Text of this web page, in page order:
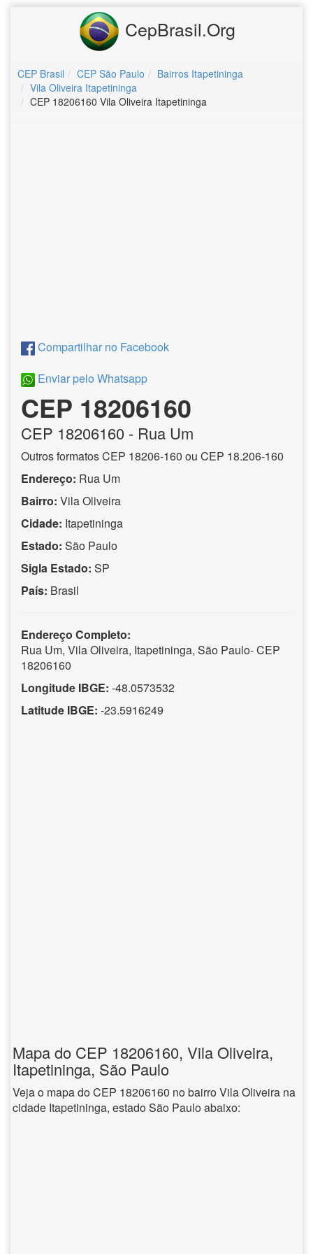
CepBrasil.Org
CEP Brasil CEP São Paulo
Bairros Itapetininga
Vila Oliveira Itapetininga
CEP 18206160 Vila Oliveira Itapetininga
Compartilhar no Facebook
Enviar pelo Whatsapp
CEP 18206160
CEP 18206160 - Rua Um
Outros formatos CEP 18206-160 ou CEP 18.206-160
Endereço: Rua Um
Bairro: Vila Oliveira
Cidade: Itapetininga
Estado: São Paulo
Sigla Estado: SP
País: Brasil
Endereço Completo:
Rua Um, Vila Oliveira, Itapetininga, São Paulo- CEP
18206160
Longitude IBGE: -48.0573532
Latitude IBGE: -23.5916249
Mapa do CEP 18206160, Vila Oliveira,
Itapetininga, São Paulo
Veja o mapa do CEP 18206160 no bairro Vila Oliveira na
cidade Itapetininga, estado São Paulo abaixo: